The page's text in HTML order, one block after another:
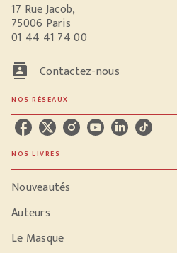
17 Rue Jacob,
75006 Paris
01 44 41 74 00
contacts Contactez-nous
NOS RÉSEAUX
NOS LIVRES
Nouveautés
Auteurs
Le Masque